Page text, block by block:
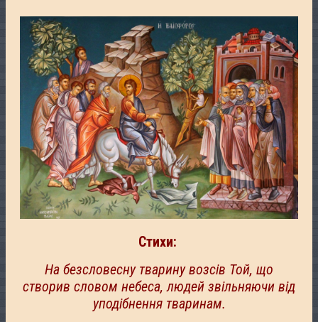
Стихи:
На безсловесну тварину возсів Той, що
створив словом небеса, людей звільняючи від
уподібнення тваринам.